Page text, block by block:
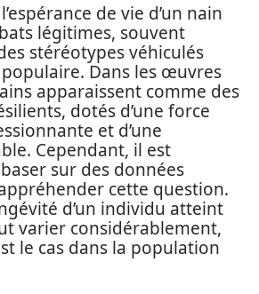
de vie d’un nain
légitimes, souvent
stéréotypes véhiculés
Dans les œuvres
apparaissent comme des
dotés d’une force
et d’une
Cependant, il est
sur des données
cette question.
d’un individu atteint
varier considérablement,
le cas dans la population